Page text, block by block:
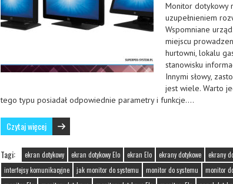
Monitor dotykowy
uzupełnieniem
Wspomniane
miejscu
hurtowni, lokalu
stanowisku
Innymi słowy,
jest wiele. Warto
tego typu posiadał odpowiednie parametry i funkcje….
Czytaj więcej
Tagi: ekran dotykowy ekran dotykowy Elo ekran Elo ekrany dotykowe ekrany
interfejsy komunikacyjne
jak monitor do systemu monitor do systemu monitor